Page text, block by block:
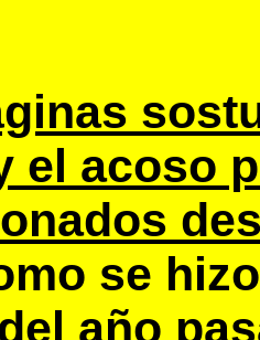
el acoso
se
año